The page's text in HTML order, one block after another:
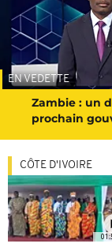
EN VEDETTE
Zambie : un
prochain
CÔTE D'IVOIRE